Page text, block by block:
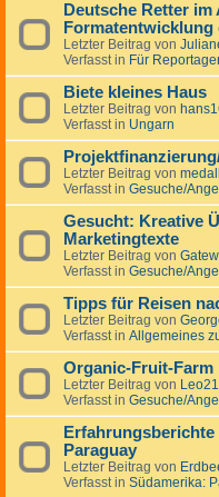
Deutsche Retter
Formatentwicklung
Letzter Beitrag von
Verfasst in Für
Biete kleines Haus
Letzter Beitrag von
Verfasst in Ungarn
Letzter Beitrag von
Verfasst in Gesuche/
Gesucht: Kreative
Marketingtexte
Letzter Beitrag von
Verfasst in Gesuche/
Tipps für Reisen
Letzter Beitrag von
Verfasst in Allgemeines
Organic-Fruit-Farm
Letzter Beitrag von Leo21
Verfasst in Gesuche/
Paraguay
Letzter Beitrag von
Verfasst in Südamerika: